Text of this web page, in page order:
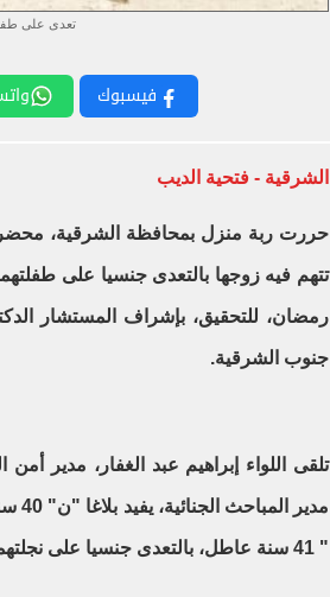
تعدى على
فيسبوك
الشرقية - فتحية الديب
حررت ربة منزل بمحافظة الشرقية،
تتهم فيه زوجها بالتعدى جنسيا على
رمضان، للتحقيق، بإشراف المستشار
جنوب الشرقية.
تلقى اللواء إبراهيم عبد الغفار، مدير
" 41 سنة عاطل، بالتعدى جنسيا على نجلتهما الطفلة.